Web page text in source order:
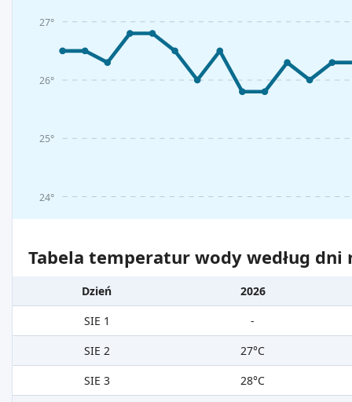
24°
25°
26°
27°
Tabela temperatur wody według dni
Dzień
2026
SIE 1
-
SIE 2
27°C
SIE 3
28°C